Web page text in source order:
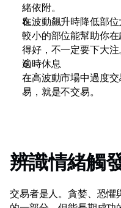
緒依附。
在波動飆升時降低部
較小的部位能幫助你
得好，不一定要下大注
適時休息
在高波動市場中過度
易，就是不交易。
辨識情緒觸
交易者是人。貪婪、恐懼